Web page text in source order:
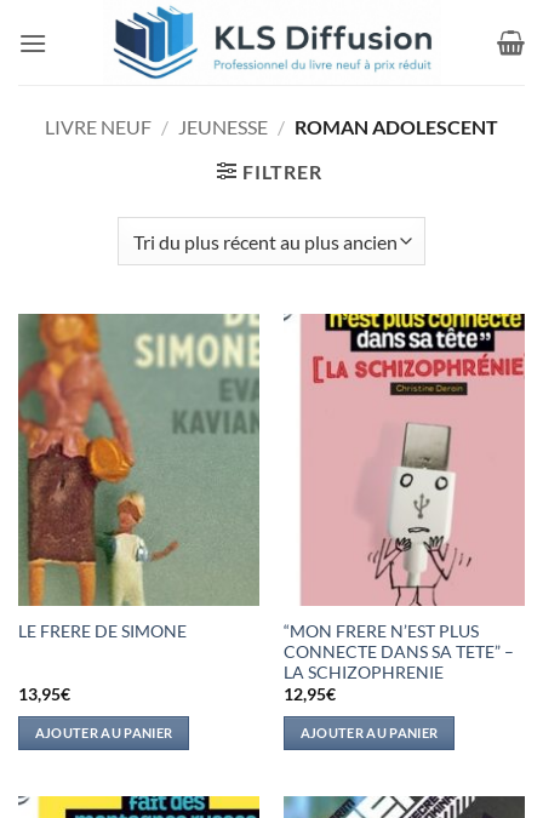
LIVRE NEUF / JEUNESSE / ROMAN ADOLESCENT
FILTRER
LE FRERE DE SIMONE
13,95€
AJOUTER AU PANIER
“MON FRERE N’EST PLUS
CONNECTE DANS SA TETE” –
LA SCHIZOPHRENIE
12,95€
AJOUTER AU PANIER